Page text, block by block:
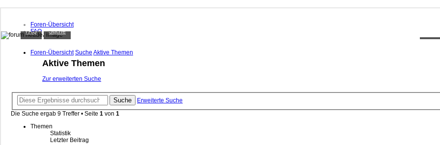
Foren-Übersicht
FAQ
Suche
Aktive Themen
Registrieren
XT1200Z-Forum
FAQ Suche
Foren-Übersicht Suche Aktive Themen
Aktive Themen
Zur erweiterten Suche
Suche
Erweiterte Suche
Die Suche ergab 9 Treffer • Seite 1 von 1
Themen
Statistik
Letzter Beitrag